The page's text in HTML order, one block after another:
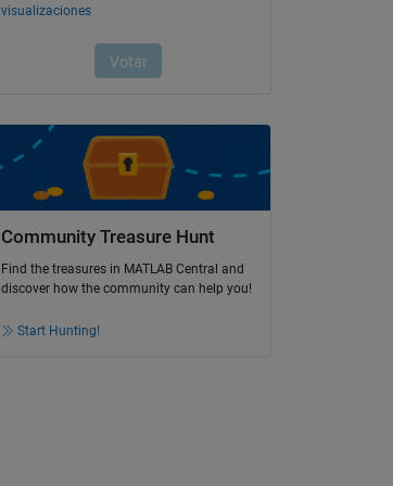
Community Treasure Hunt
Find the treasures in MATLAB Central and
discover how the community can help you!
Start Hunting!